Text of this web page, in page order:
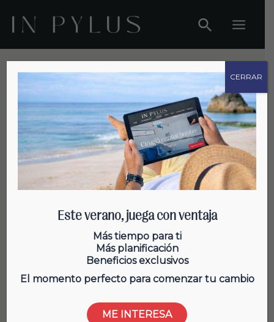
contenido
Menu
Salud Capilar
¿Puedo exponerme al sol tras un
trasplante capilar?
quirúrgico delicado quenecesita de ciertos
Este verano, juega con ventaja
Más tiempo para ti
Más planificación
Beneficios exclusivos
El momento perfecto para comenzar tu cambio
ME INTERESA
CERRAR